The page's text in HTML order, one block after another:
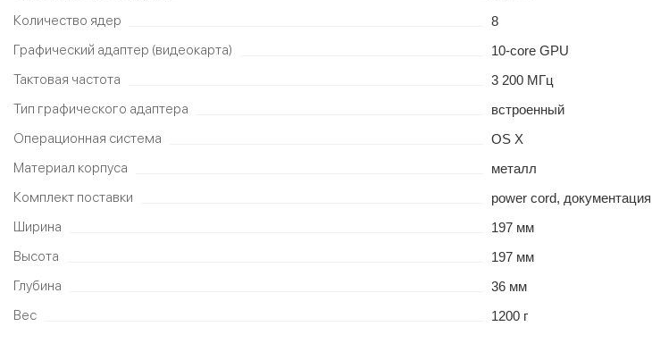
Количество ядер 8
Графический адаптер (видеокарта) 10-core GPU
Тактовая частота 3 200 МГц
Тип графического адаптера встроенный
Операционная система OS X
Материал корпуса металл
Комплект поставки power cord, документация
Ширина 197 мм
Высота 197 мм
Глубина 36 мм
Вес 1200 г